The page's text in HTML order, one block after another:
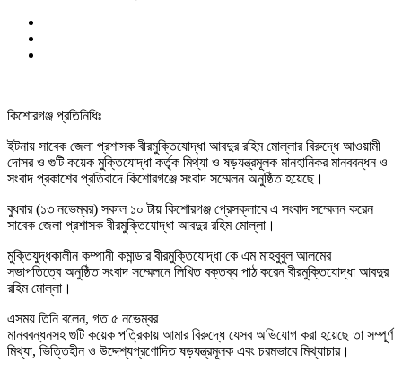
কিশোরগঞ্জ প্রতিনিধিঃ
ইটনায় সাবেক জেলা প্রশাসক বীরমুক্তিযোদ্ধা আবদুর রহিম মোল্লার বিরুদ্ধে আওয়ামী
দোসর ও গুটি কয়েক মুক্তিযোদ্ধা কর্তৃক মিথ্যা ও ষড়যন্ত্রমূলক মানহানিকর মানববন্ধন ও
সংবাদ প্রকাশের প্রতিবাদে কিশোরগঞ্জে সংবাদ সম্মেলন অনুষ্ঠিত হয়েছে।
বুধবার (১৩ নভেম্বর) সকাল ১০ টায় কিশোরগঞ্জ প্রেসক্লাবে এ সংবাদ সম্মেলন করেন
সাবেক জেলা প্রশাসক বীরমুক্তিযোদ্ধা আবদুর রহিম মোল্লা।
মুক্তিযুদ্ধকালীন কম্পানী কমান্ডার বীরমুক্তিযোদ্ধা কে এম মাহবুবুল আলমের
সভাপতিত্বে অনুষ্ঠিত সংবাদ সম্মেলনে লিখিত বক্তব্য পাঠ করেন বীরমুক্তিযোদ্ধা আবদুর
রহিম মোল্লা।
এসময় তিনি বলেন, গত ৫ নভেম্বর
মানববন্ধনসহ গুটি কয়েক পত্রিকায় আমার বিরুদ্ধে যেসব অভিযোগ করা হয়েছে তা সম্পূর্ণ
মিথ্যা, ভিত্তিহীন ও উদ্দেশ্যপ্রণোদিত ষড়যন্ত্রমূলক এবং চরমভাবে মিথ্যাচার।